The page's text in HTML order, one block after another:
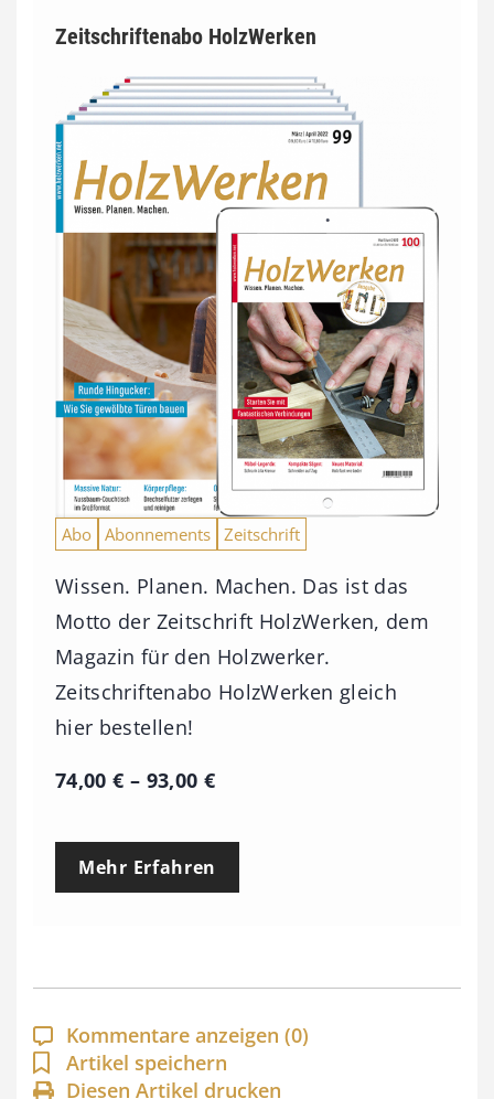
Zeitschriftenabo HolzWerken
Abo Abonnements Zeitschrift
Wissen. Planen. Machen. Das ist das
Motto der Zeitschrift HolzWerken, dem
Magazin für den Holzwerker.
Zeitschriftenabo HolzWerken gleich
hier bestellen!
74,00€ – 93,00 €P
e
p
a
n
Mehr Erfahren
Kommentare anzeigen (0)
Artikel speichern
Diesen Artikel drucken